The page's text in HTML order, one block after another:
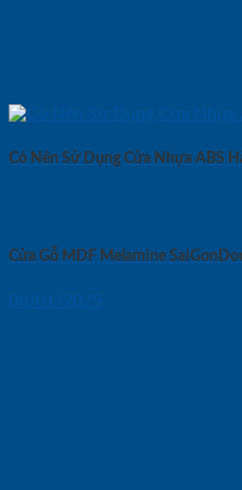
Có Nên Sử Dụng Cửa Nhựa ABS
Cửa Gỗ MDF Melamine
08/01/2025